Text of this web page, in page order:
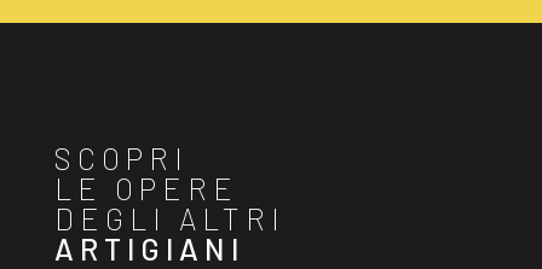
SCOPRI
LE OPERE
DEGLI ALTRI
ARTIGIANI